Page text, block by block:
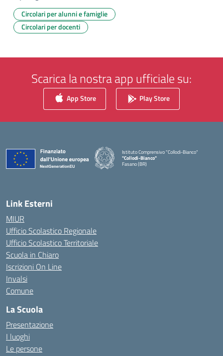
Circolari per alunni e famiglie
Circolari per docenti
Scarica la nostra app ufficiale su:
App Store Play Store
Istituto Comprensivo "Collodi-Bianco"
"Collodi-Bianco"
Fasano (BR)
Link Esterni
MIUR
Ufficio Scolastico Regionale
Ufficio Scolastico Territoriale
Scuola in Chiaro
Iscrizioni On Line
Invalsi
Comune
La Scuola
Presentazione
I luoghi
Le persone